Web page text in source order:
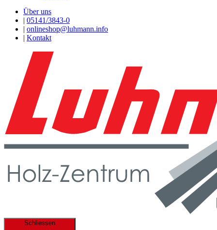
Über uns
| 05141/3843-0
| onlineshop@luhmann.info
| Kontakt
Schliessen